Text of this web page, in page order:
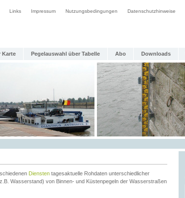
Links Impressum Nutzungsbedingungen Datenschutzhinweise
Karte Pegelauswahl über Tabelle Abo Downloads
Diensten tagesaktuelle Rohdaten unterschiedlicher
Wasserstand) von Binnen- und Küstenpegeln der Wasserstraßen